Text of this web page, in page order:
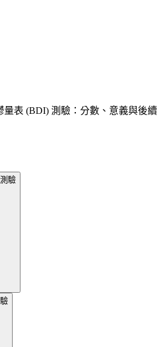
量表 (BDI) 測驗：分數、意義與後續
驗